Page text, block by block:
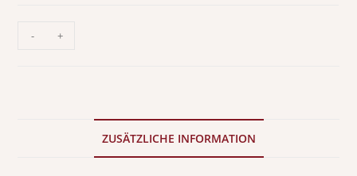
- +
ZUSÄTZLICHE INFORMATION